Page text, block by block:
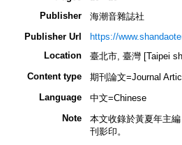
Publisher
海潮音雜誌社
Publisher Url
https://
Location
臺北市, 臺灣 [Taipei
Content type
期刊論文=Journal
Language
中文=Chinese
Note
本文收錄於黃夏年主
刊影印。